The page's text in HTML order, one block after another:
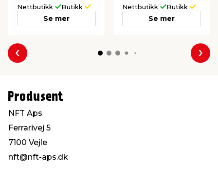
Nettbutikk Butikk
Se mer
Nettbutikk Butikk
Se mer
Forrige
Produsent
NFT Aps
Ferrarivej 5
7100 Vejle
nft@nft-aps.dk